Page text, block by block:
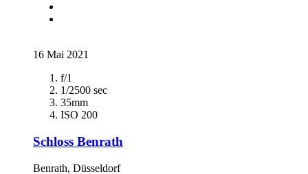
16 Mai 2021
f/1
1/2500 sec
35mm
ISO 200
Schloss Benrath
Benrath, Düsseldorf